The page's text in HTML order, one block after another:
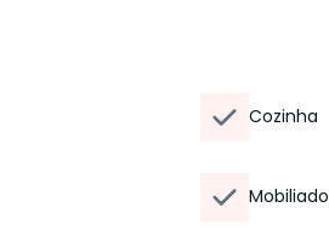
Cozinha
Mobiliado